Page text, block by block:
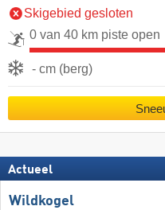
Skigebied gesloten
0 van 40 km piste open
- cm (berg)
Actueel
Wildkogel